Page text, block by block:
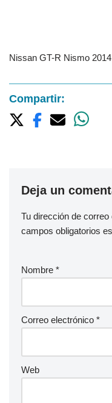
Nissan GT-R Nismo 2014
Compartir:
Deja un
Tu dirección de
campos obligatorios
Nombre *
Correo electrónico *
Web